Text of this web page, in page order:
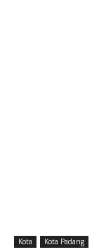
Kota Kota Padang